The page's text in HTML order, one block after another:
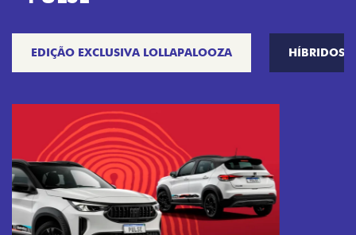
EDIÇÃO EXCLUSIVA LOLLAPALOOZA HÍBRIDOS